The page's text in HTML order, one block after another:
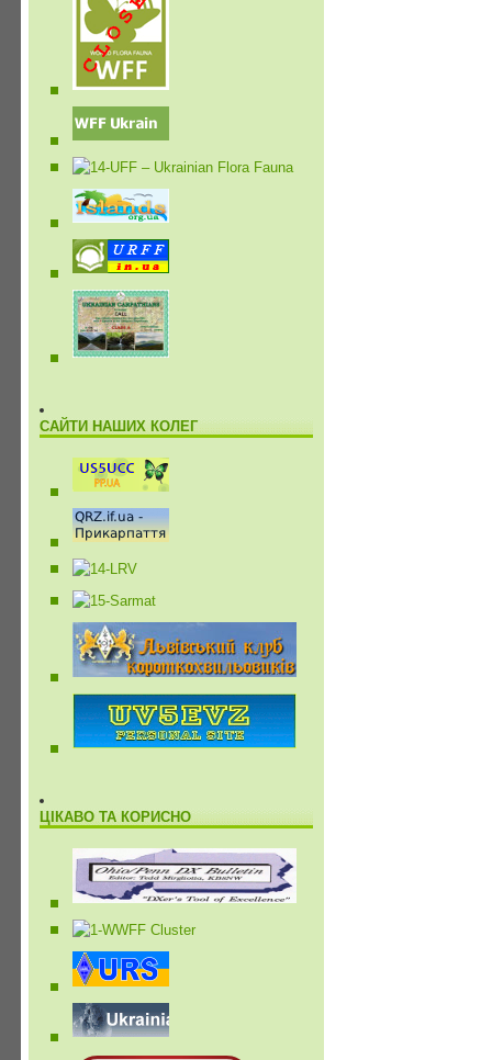
САЙТИ НАШИХ КОЛЕГ
ЦІКАВО ТА КОРИСНО